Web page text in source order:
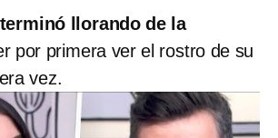
llorando de la
por primera ver el rostro de su
vez.